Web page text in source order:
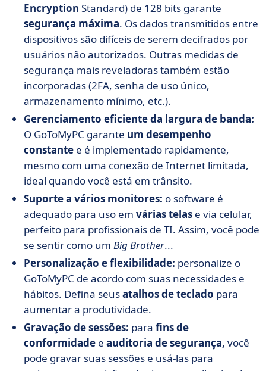
Encryption Standard) de 128 bits garante
segurança máxima. Os dados transmitidos entre
dispositivos são difíceis de serem decifrados por
usuários não autorizados. Outras medidas de
segurança mais reveladoras também estão
incorporadas (2FA, senha de uso único,
armazenamento mínimo, etc.).
Gerenciamento eficiente da largura de banda:
O GoToMyPC garante um desempenho
constante e é implementado rapidamente,
mesmo com uma conexão de Internet limitada,
ideal quando você está em trânsito.
Suporte a vários monitores: o software é
adequado para uso em várias telas e via celular,
perfeito para profissionais de TI. Assim, você pode
se sentir como um Big Brother...
Personalização e flexibilidade: personalize o
GoToMyPC de acordo com suas necessidades e
hábitos. Defina seusatalhos de teclado para
aumentar a produtividade.
Gravação de sessões: para fins de
conformidade e auditoria de segurança, você
pode gravar suas sessões e usá-las para